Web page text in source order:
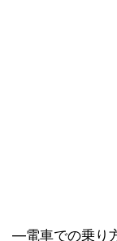
―電車での乗り